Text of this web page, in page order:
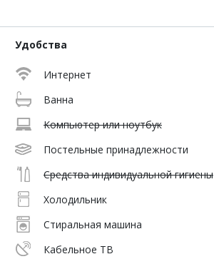
Удобства
Интернет
Ванна
Компьютер или ноутбук
Постельные принадлежности
Средства индивидуальной гигиены
Холодильник
Стиральная машина
Кабельное ТВ